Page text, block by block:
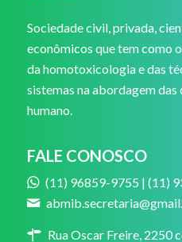
Sociedade civil, privada,
econômicos que tem como
da homotoxicologia e das
sistemas na abordagem das
humano.
FALE CONOSCO
(11) 96859-9755 | (11)
Rua Oscar Freire, 2250